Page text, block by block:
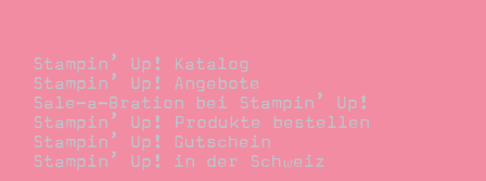
Stampin’ Up! Katalog
Stampin’ Up! Angebote
Sale-a-Bration bei Stampin’ Up!
Stampin’ Up! Produkte bestellen
Stampin’ Up! Gutschein
Stampin’ Up! in der Schweiz